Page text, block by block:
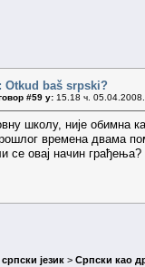
Otkud baš srpski?
#59 у: 15.18 ч.
школу, није обимна
времена двама
се овај начин грађења?
језик > Српски као